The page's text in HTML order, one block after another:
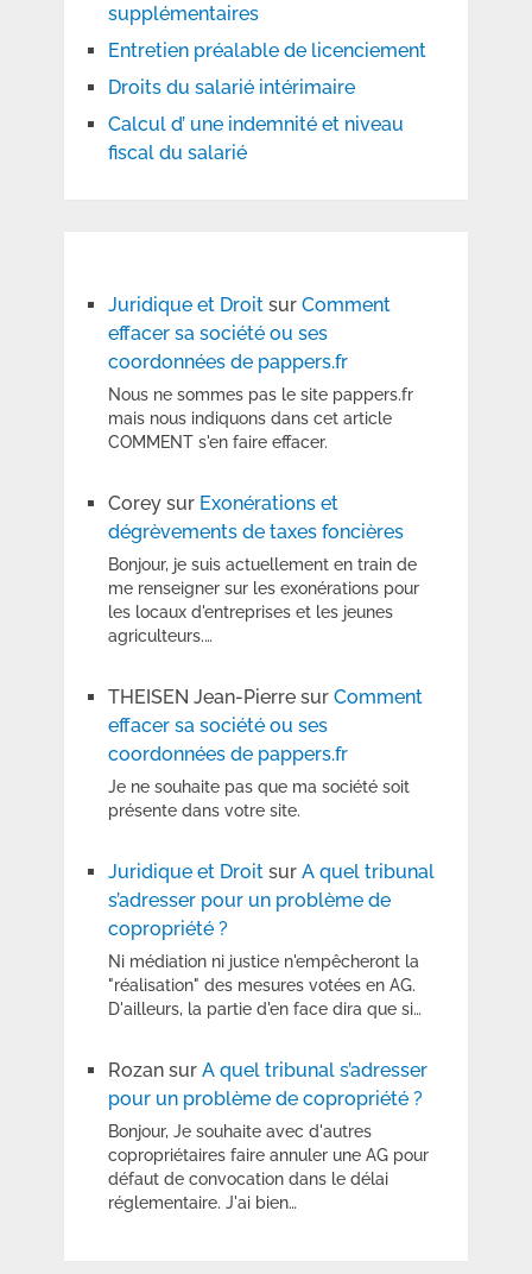
supplémentaires
Entretien préalable de licenciement
Droits du salarié intérimaire
Calcul d’ une indemnité et niveau
fiscal du salarié
Juridique et Droitsur Comment
effacer sa société ou ses
coordonnées de pappers.fr
Nous ne sommes pas le site pappers.fr
mais nous indiquons dans cet article
COMMENT s'en faire effacer.
Coreysur Exonérations et
dégrèvements de taxes foncières
Bonjour, je suis actuellement en train de
me renseigner sur les exonérations pour
les locaux d'entreprises et les jeunes
agriculteurs.…
THEISEN Jean-Pierresur Comment
effacer sa société ou ses
coordonnées de pappers.fr
Je ne souhaite pas que ma société soit
présente dans votre site.
Juridique et Droitsur A quel tribunal
s’adresser pour un problème de
copropriété ?
Ni médiation ni justice n'empêcheront la
"réalisation" des mesures votées en AG.
D'ailleurs, la partie d'en face dira que si…
Rozansur A quel tribunal s’adresser
pour un problème de copropriété ?
Bonjour, Je souhaite avec d'autres
copropriétaires faire annuler une AG pour
défaut de convocation dans le délai
réglementaire. J'ai bien…